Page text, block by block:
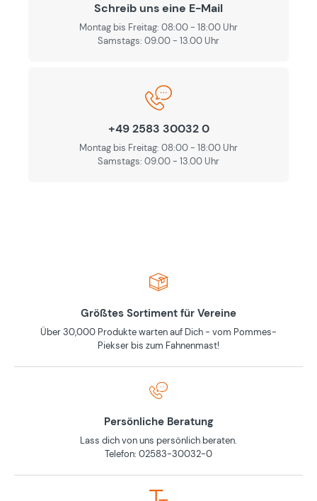
Schreib uns eine E-Mail
Montag bis Freitag: 08:00 - 18:00 Uhr
Samstags: 09.00 - 13.00 Uhr
+49 2583 30032 0
Montag bis Freitag: 08:00 - 18:00 Uhr
Samstags: 09.00 - 13.00 Uhr
Größtes Sortiment für Vereine
Über 30,000 Produkte warten auf Dich - vom Pommes-
Piekser bis zum Fahnenmast!
Persönliche Beratung
Lass dich von uns persönlich beraten.
Telefon: 02583-30032-0